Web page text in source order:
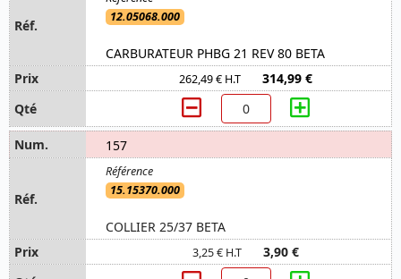
12.05068.000
CARBURATEUR PHBG 21 REV 80 BETA
262,49 € H.T 314,99 €
157
15.15370.000
COLLIER 25/37 BETA
3,25 € H.T 3,90 €